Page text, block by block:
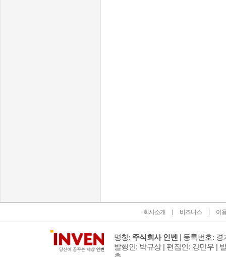
회사소개 비즈니스 이
명칭: 주식회사 인벤 | 등록번호: 경
발행인: 박규상 | 편집인: 강민우 |